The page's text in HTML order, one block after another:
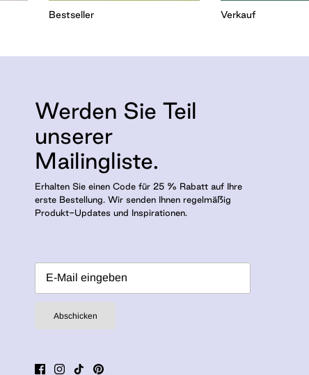
Bestseller Verkauf
Werden Sie Teil
unserer
Mailingliste.
Erhalten Sie einen Code für 25 % Rabatt auf Ihre
erste Bestellung. Wir senden Ihnen regelmäßig
Produkt-Updates und Inspirationen.
Abschicken